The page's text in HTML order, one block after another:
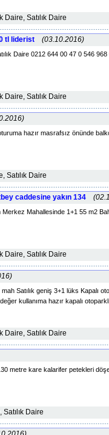
Daire, Satılık Daire
tl liderist (03.10.2016)
Daire 0212 644 00 47 0 546 968
Daire, Satılık Daire
hazır masrafsız önünde
Satılık Daire
caddesine yakın 134
Mahallesinde 1+1 55 m2
Daire, Satılık Daire
Satılık geniş 3+1 lüks Kapalı
kullanıma hazır kapalı
Daire, Satılık Daire
metre kare kalarifer petekleri
Daire